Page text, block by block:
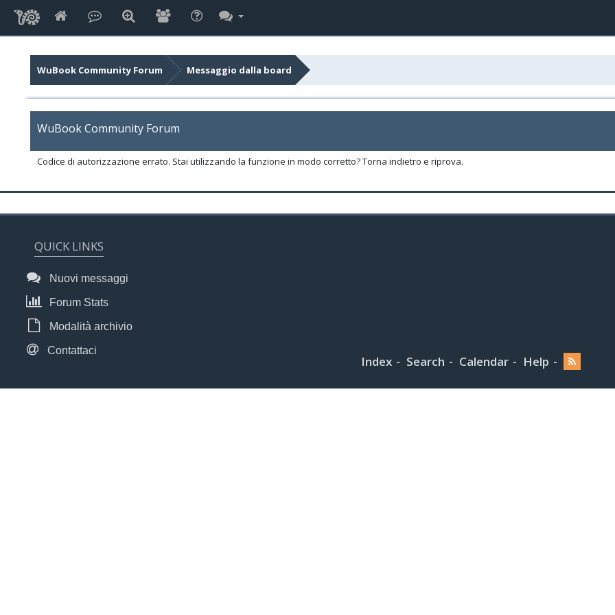
WuBook Community Forum Messaggio dalla board
WuBook Community Forum
Codice di autorizzazione errato. Stai utilizzando la funzione in modo corretto? Torna indietro e riprova.
QUICK LINKS
Nuovi messaggi
Forum Stats
Modalità archivio
Contattaci
Index Search Calendar Help